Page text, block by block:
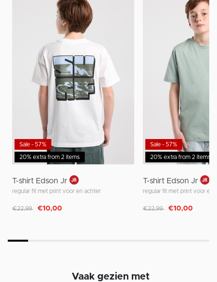
20% extra from 2 items
Sale - 57%
T-shirt Edson Jr
regular fit met print voor en achter
Afgeprijsd van
€22,99 naar
€10,00
20% extra from 2 items
Sale - 57%
T-shirt Edson Jr
regular fit met print voor en
Afgeprijsd van
€22,99 naar
€10,00
Vaak gezien met